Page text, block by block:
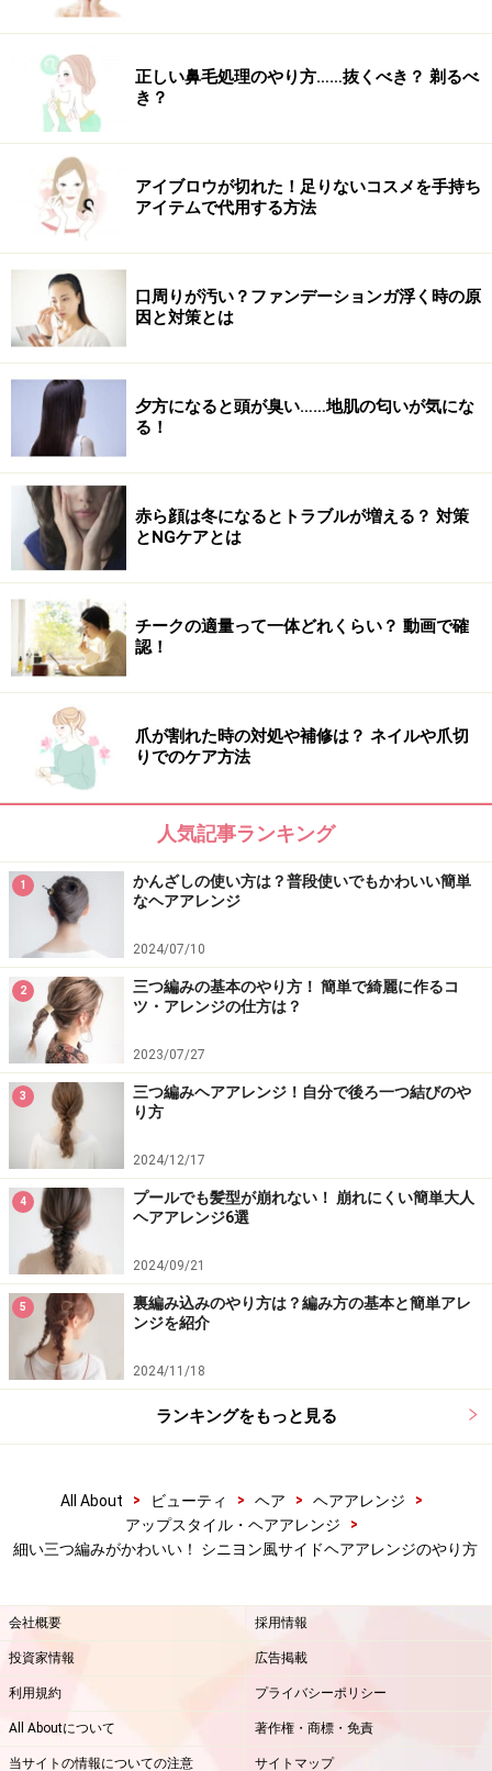
結び目の上を二つに分けるように内側から指を入れる
６. ゴムの結び目と根元の間に内側から指を入れて、穴を
作ります。開いた空間に上から毛先を入れこみ、くるり
んぱ。しっかり指を開いておくと、毛束を中に通しやす
いです。
毛先が抜けない程度に引っ張る
７. くるりんぱの毛先を全部引き抜くのではなく、ある程
度輪っかになる位置までひっぱります。毛先が少し見え
ていても構いません。
顔まわりの後れ毛をコテで巻く
8. 顔まわりに残した後れ毛をヘアアイロンで巻きます。
外巻きにゆるくカールをつけたら完成です。
上手く仕上げるポイント
くるりとなった輪っかの部分をほんのり広げるようにし
てほぐします。バランスを見ながら広げるとこなれた感
じになります。
ねじれた部分をほぐしてバランスを整える
サイド&バック
hair&make KEIKO(anti)
hair&make KEIKO(anti)
【関連記事】
簡単上品！ 三つ編みで作るサイドシニヨンアレンジ
伸ばしかけミディアムに！キュートなシニヨンの作り方
三つ編みシニヨンのやり方！髪を巻かない簡単ヘアアレ
ンジ
ツインテールシニヨンでフェミニンアレンジ
正しい鼻毛処理のやり方……抜くべき？ 剃るべ
き？
アイブロウが切れた！足りないコスメを手持ち
アイテムで代用する方法
口周りが汚い？ファンデーションガ浮く時の原
因と対策とは
夕方になると頭が臭い……地肌の匂いが気にな
る！
赤ら顔は冬になるとトラブルが増える？ 対策
とNGケアとは
チークの適量って一体どれくらい？ 動画で確
認！
爪が割れた時の対処や補修は？ ネイルや爪切
りでのケア方法
人気記事ランキング
1
かんざしの使い方は？普段使いでもかわいい簡単
なヘアアレンジ
2024/07/10
2
三つ編みの基本のやり方！ 簡単で綺麗に作るコ
ツ・アレンジの仕方は？
2023/07/27
3
三つ編みヘアアレンジ！自分で後ろ一つ結びのや
り方
2024/12/17
4
プールでも髪型が崩れない！ 崩れにくい簡単大人
ヘアアレンジ6選
2024/09/21
5
裏編み込みのやり方は？編み方の基本と簡単アレ
ンジを紹介
2024/11/18
ランキングをもっと見る
All About > ビューティ > ヘア > ヘアアレンジ
>
アップスタイル・ヘアアレンジ
>
細い三つ編みがかわいい！ シニヨン風サイドヘアアレンジのやり方
会社概要 採用情報
投資家情報 広告掲載
利用規約 プライバシーポリシー
All Aboutについて 著作権・商標・免責
当サイトの情報についての注意 サイトマップ